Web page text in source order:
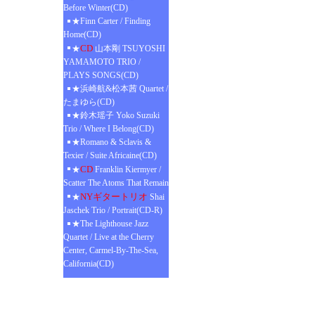
Before Winter(CD)
★Finn Carter / Finding
Home(CD)
★CD 山本剛 TSUYOSHI
YAMAMOTO TRIO /
PLAYS SONGS(CD)
★浜崎航&松本茜 Quartet /
たまゆら(CD)
★鈴木瑶子 Yoko Suzuki
Trio / Where I Belong(CD)
★Romano & Sclavis &
Texier / Suite Africaine(CD)
★CD Franklin Kiermyer /
Scatter The Atoms That Remain
★NYギタートリオ Shai
Jaschek Trio / Portrait(CD-R)
★The Lighthouse Jazz
Quartet / Live at the Cherry
Center, Carmel-By-The-Sea,
California(CD)